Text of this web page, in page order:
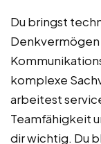
Du bringst
komplexe
arbeitest
Teamfähigkeit
dir wichtig. Du